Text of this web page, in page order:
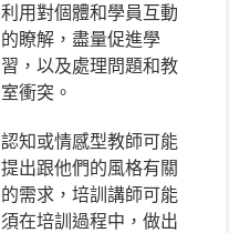
利用對個體和學員互動
的瞭解，盡量促進學
習，以及處理問題和教
室衝突。
認知或情感型教師可能
提出跟他們的風格有關
的需求，培訓講師可能
須在培訓過程中，做出